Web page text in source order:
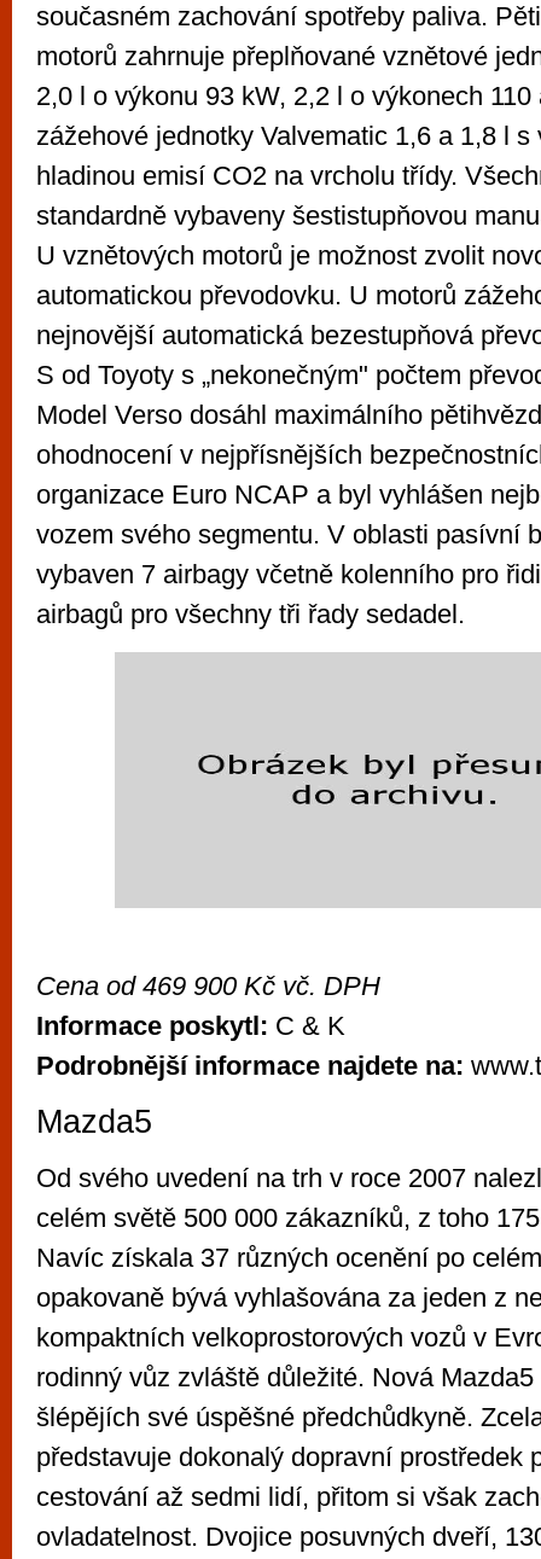
současném zachování spotřeby paliva.
motorů zahrnuje přeplňované vznětové
2,0 l o výkonu 93 kW, 2,2 l o výkonech
zážehové jednotky Valvematic 1,6 a 1,8 l s
hladinou emisí CO2 na vrcholu třídy.
standardně vybaveny šestistupňovou
U vznětových motorů je možnost zvolit
automatickou převodovku. U motorů
nejnovější automatická bezestupňová
S od Toyoty s „nekonečným" počtem
Model Verso dosáhl maximálního
ohodnocení v nejpřísnějších
organizace Euro NCAP a byl vyhlášen
vozem svého segmentu. V oblasti pasívní
vybaven 7 airbagy včetně kolenního pro
airbagů pro všechny tři řady sedadel.
Cena od 469 900 Kč vč. DPH
Informace poskytl: C & K
Podrobnější informace najdete na:
Mazda5
Od svého uvedení na trh v roce 2007
celém světě 500 000 zákazníků, z toho
Navíc získala 37 různých ocenění po
opakovaně bývá vyhlašována za jeden z
kompaktních velkoprostorových vozů v
rodinný vůz zvláště důležité. Nová
šlépějích své úspěšné předchůdkyně.
představuje dokonalý dopravní prostředek
cestování až sedmi lidí, přitom si však
ovladatelnost. Dvojice posuvných dveří,